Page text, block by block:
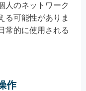
人のネットワーク
る可能性がありま
常的に使用される
作